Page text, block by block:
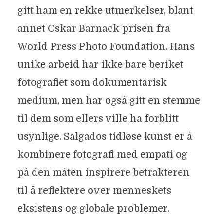
gitt ham en rekke utmerkelser, blant
annet Oskar Barnack-prisen fra
World Press Photo Foundation. Hans
unike arbeid har ikke bare beriket
fotografiet som dokumentarisk
medium, men har også gitt en stemme
til dem som ellers ville ha forblitt
usynlige. Salgados tidløse kunst er å
kombinere fotografi med empati og
på den måten inspirere betrakteren
til å reflektere over menneskets
eksistens og globale problemer.